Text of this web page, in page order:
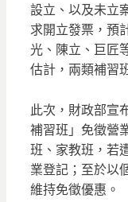
設立、以及未立
求開立發票，預
光、陳立、巨匠
估計，兩類補習
此次，財政部宣
補習班」免徵營
班、家教班，若
業登記；至於以
維持免徵優惠。